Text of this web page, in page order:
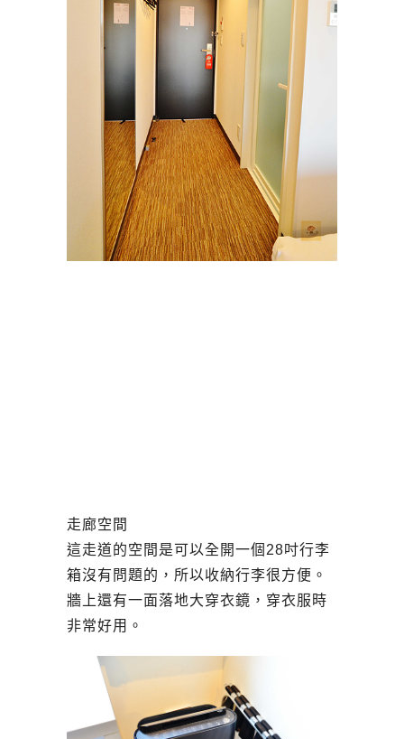
走廊空間
這走道的空間是可以全開一個28吋行李
箱沒有問題的，所以收納行李很方便。
牆上還有一面落地大穿衣鏡，穿衣服時
非常好用。